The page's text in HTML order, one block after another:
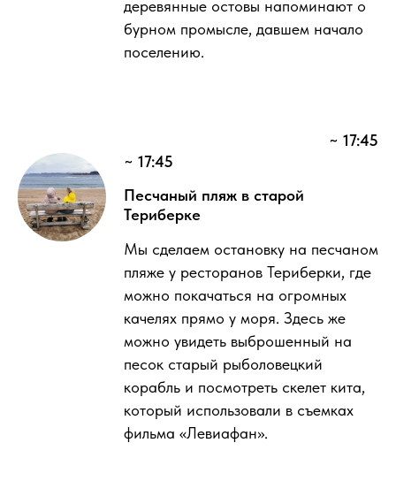
деревянные остовы напоминают о
бурном промысле, давшем начало
поселению.
~ 17:45
~ 17:45
Песчаный пляж в старой
Териберке
Мы сделаем остановку на песчаном
пляже у ресторанов Териберки, где
можно покачаться на огромных
качелях прямо у моря. Здесь же
можно увидеть выброшенный на
песок старый рыболовецкий
корабль и посмотреть скелет кита,
который использовали в съемках
фильма «Левиафан».